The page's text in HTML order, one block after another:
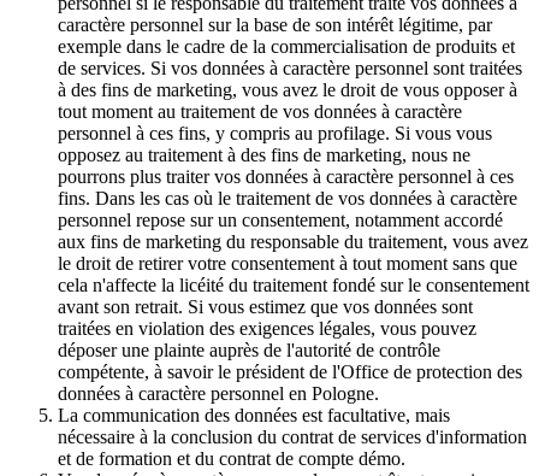
caractère personnel sur la base de son intérêt légitime, par
exemple dans le cadre de la commercialisation de produits et
de services. Si vos données à caractère personnel sont traitées
à des fins de marketing, vous avez le droit de vous opposer à
tout moment au traitement de vos données à caractère
personnel à ces fins, y compris au profilage. Si vous vous
opposez au traitement à des fins de marketing, nous ne
pourrons plus traiter vos données à caractère personnel à ces
fins. Dans les cas où le traitement de vos données à caractère
personnel repose sur un consentement, notamment accordé
aux fins de marketing du responsable du traitement, vous avez
le droit de retirer votre consentement à tout moment sans que
cela n'affecte la licéité du traitement fondé sur le consentement
avant son retrait. Si vous estimez que vos données sont
traitées en violation des exigences légales, vous pouvez
déposer une plainte auprès de l'autorité de contrôle
compétente, à savoir le président de l'Office de protection des
données à caractère personnel en Pologne.
La communication des données est facultative, mais
nécessaire à la conclusion du contrat de services d'information
et de formation et du contrat de compte démo.